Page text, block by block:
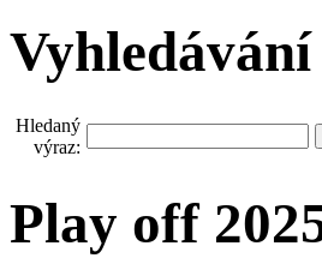
Vyhledávání
Hledaný
výraz:
Play off